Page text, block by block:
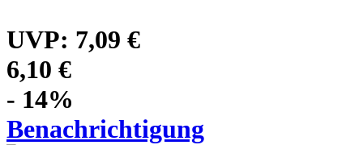
UVP: 7,09 €
6,10 €
- 14%
Benachrichtigung